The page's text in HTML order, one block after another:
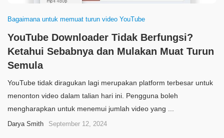
Bagaimana untuk memuat turun video YouTube
YouTube Downloader Tidak Berfungsi?
Ketahui Sebabnya dan Mulakan Muat Turun
Semula
YouTube tidak diragukan lagi merupakan platform terbesar untuk
menonton video dalam talian hari ini. Pengguna boleh
mengharapkan untuk menemui jumlah video yang ...
Darya Smith September 12, 2024